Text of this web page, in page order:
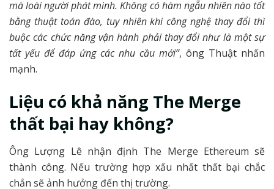
mà loài người phát minh. Không có hàm ngẫu nhiên nào tốt
bằng thuật toán đào, tuy nhiên khi công nghệ thay đổi thì
buộc các chức năng vận hành phải thay đổi như là một sự
tất yếu để đáp ứng các nhu cầu mới”, ông Thuật nhấn
mạnh.
Liệu có khả năng The Merge
thất bại hay không?
Ông Lượng Lê nhận định The Merge Ethereum sẽ
thành công. Nếu trường hợp xấu nhất thất bại chắc
chắn sẽ ảnh hưởng đến thị trường.